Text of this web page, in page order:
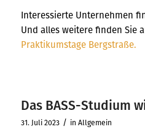
Interessierte Unternehmen
Und alles weitere finden Sie
Praktikumstage Bergstraße.
Das BASS-Studium
31. Juli 2023 / in Allgemein